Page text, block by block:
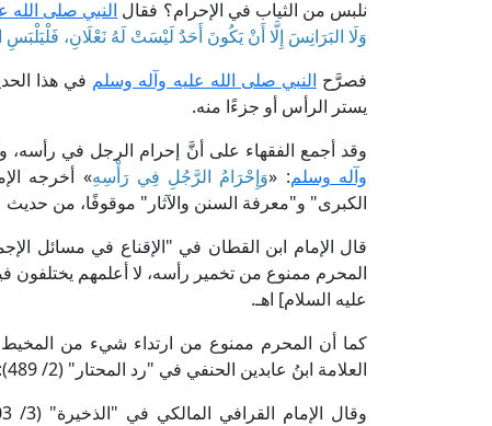
نلبس من الثياب في الإحرام؟ فقال النبي صلى الله
وَلَا البَرَانِسَ إِلَّا أَنْ يَكُونَ أَحَدٌ لَيْسَتْ لَهُ نَعْلَانِ،
فصرَّح النبي صلى الله عليه وآله وسلم في هذا
يستر الرأس أو جزءًا منه.
وقد أجمع الفقهاء على أنَّ إحرام الرجل في رأسه،
وآله وسلم: «وَإِحْرَامُ الرَّجُلِ فِي رَأْسِهِ» أخرجه
الكبرى" و"معرفة السنن والآثار" موقوفًا، من
المحرم ممنوع من تخمير رأسه، لا أعلمهم يختلفون
عليه السلام] اهـ.
كما أن المحرم ممنوع من ارتداء شيء من
العلامة ابنُ عابدين الحنفي في "رد المحتار" (2/ 489): [الممنوعُ عنه: لبس المخيطِ اللُّبس المعتاد] اهـ.